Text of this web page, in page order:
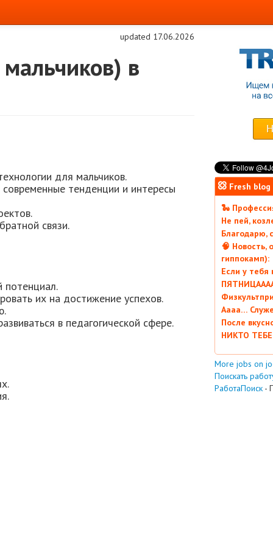
updated 17.06.2026
в
для мальчиков.
тенденции и интересы
связи.
потенциал.
их на достижение успехов.
в педагогической сфере.
Fresh
🐍
Не пей,
Благодарю,
🧠 Новость,
гиппокамп):
Если у тебя
Аааа…
После
НИКТО
More jobs on
Поискать
РаботаПоиск -